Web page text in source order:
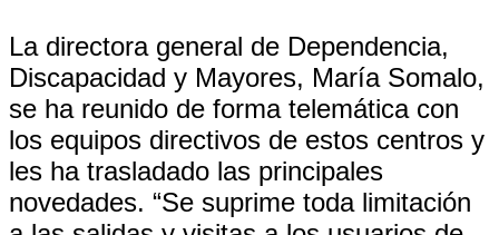
La directora general de Dependencia,
Discapacidad y Mayores, María Somalo,
se ha reunido de forma telemática con
los equipos directivos de estos centros y
les ha trasladado las principales
novedades. “Se suprime toda limitación